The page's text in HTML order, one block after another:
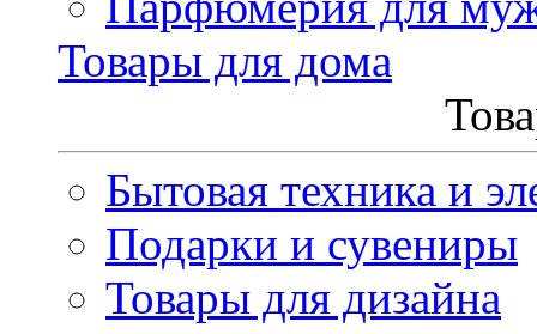
Товары для дома
Бытовая техника и
Подарки и сувениры
Товары для дизайна